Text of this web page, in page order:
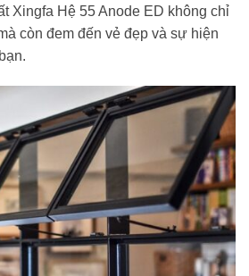
Xingfa Hệ 55 Anode ED không chỉ
còn đem đến vẻ đẹp và sự hiện